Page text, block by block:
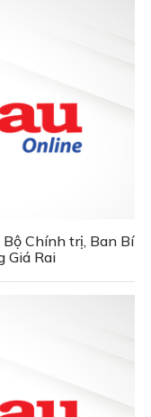
Chính trị, Ban Bí
Giá Rai